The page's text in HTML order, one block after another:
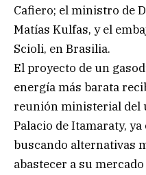
Cafiero; el ministro de
Matías Kulfas, y el
Scioli, en Brasilia.
El proyecto de un
energía más barata
reunión ministerial del
Palacio de Itamaraty,
buscando alternativas
abastecer a su